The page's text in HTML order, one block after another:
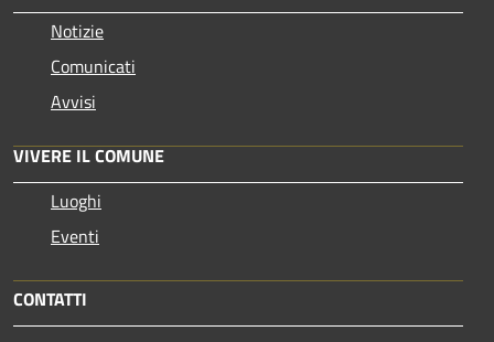
Notizie
Comunicati
Avvisi
VIVERE IL COMUNE
Luoghi
Eventi
CONTATTI